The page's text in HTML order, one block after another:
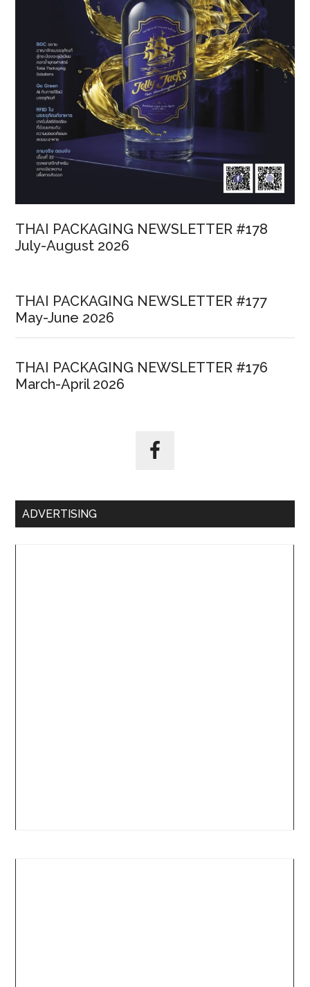
THAI PACKAGING NEWSLETTER #178
July-August 2026
THAI PACKAGING NEWSLETTER #177
May-June 2026
THAI PACKAGING NEWSLETTER #176
March-April 2026
ADVERTISING